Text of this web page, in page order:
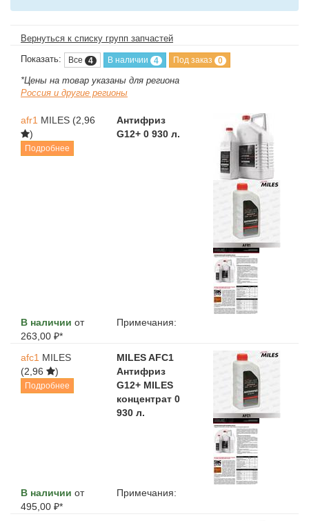
Вернуться к списку групп запчастей
Показать: Все 4 В наличии 4 Под заказ 0
*Цены на товар указаны для региона
Россия и другие регионы
afr1 MILES (2,96
)
Подробнее
Антифриз
G12+ 0 930 л.
В наличии от
263,00 ₽*
Примечания:
afc1 MILES
(2,96
)
Подробнее
MILES AFC1
Антифриз
G12+ MILES
концентрат 0
930 л.
В наличии от
495,00 ₽*
Примечания: